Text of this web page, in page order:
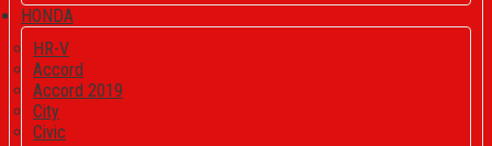
HONDA
HR-V
Accord
Accord 2019
City
Civic